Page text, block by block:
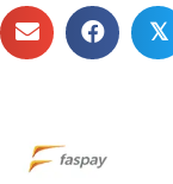
𝕏